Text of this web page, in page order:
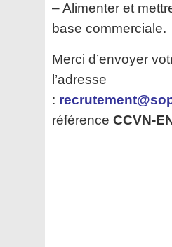
– Alimenter et
base commerciale.
Merci d’envoyer
l’adresse
:
référence CCVN-